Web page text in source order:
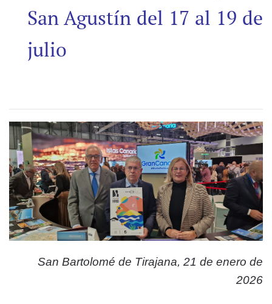
San Agustín del 17 al 19 de
julio
San Bartolomé de Tirajana, 21 de enero de
2026